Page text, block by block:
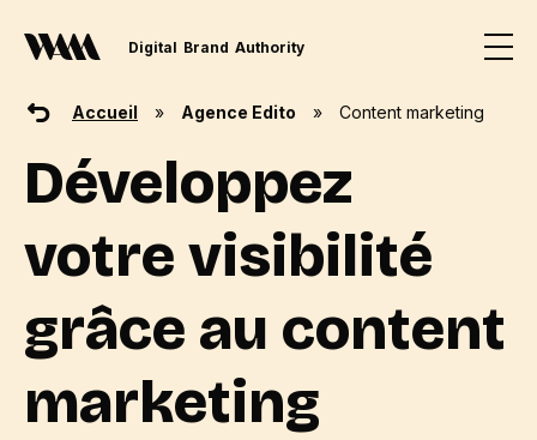
Digital Brand Authority
Accueil » Agence Edito » Content marketing
Développez
votre visibilité
grâce au content
marketing